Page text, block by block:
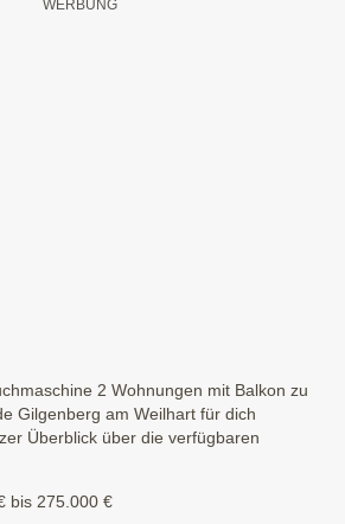
2 Wohnungen mit Balkon zu
Gilgenberg am Weilhart für dich
Überblick über die verfügbaren
bis 275.000 €